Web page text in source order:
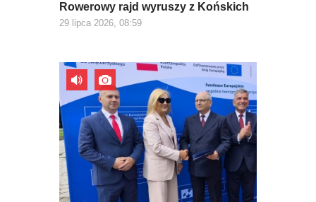
Rowerowy rajd wyruszy z Końskich
29 lipca 2026, 08:59